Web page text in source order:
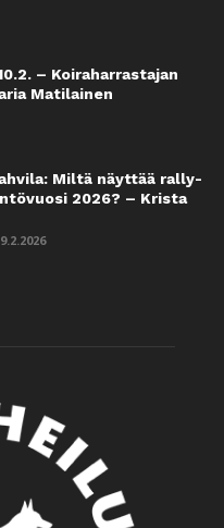
– Koiraharrastajan
Matilainen
Miltä näyttää rally-
2026? – Krista
9.2.2026